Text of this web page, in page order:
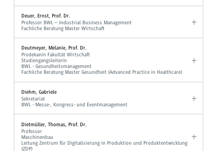
Deuer, Ernst, Prof. Dr.
Professor BWL – Industrial Business Management
Fachliche Beratung Master Wirtschaft
Deutmeyer, Melanie, Prof. Dr.
Prodekanin Fakultät Wirtschaft
Studiengangsleiterin
BWL - Gesundheitsmanagement
Fachliche Beratung Master Gesundheit (Advanced Practice in Healthcare)
Diehm, Gabriele
Sekretariat
BWL - Messe-, Kongress- und Eventmanagement
Dietmüller, Thomas, Prof. Dr.
Professor
Maschinenbau
Leitung Zentrum für Digitalisierung in Produktion und Produktentwicklung
(ZDP)